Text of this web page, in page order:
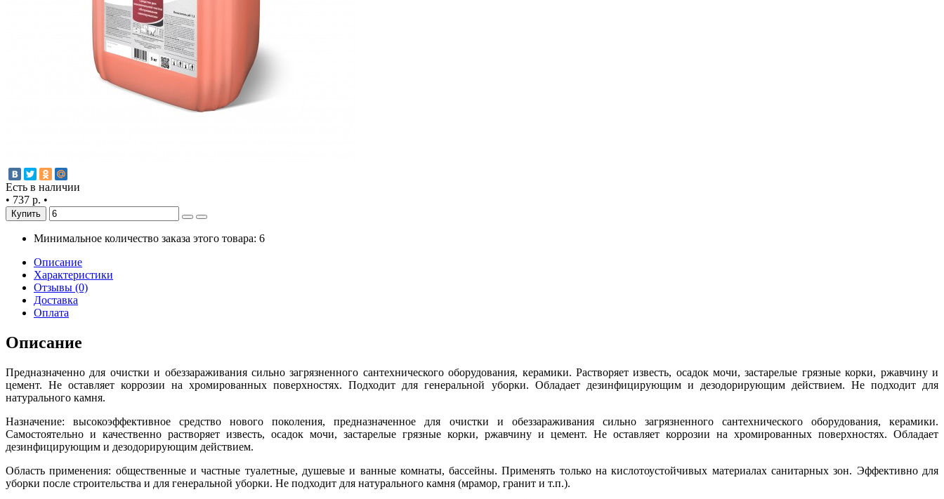
Есть в наличии
• 737 р. •
Купить
Минимальное количество заказа этого товара: 6
Описание
Характеристики
Отзывы (0)
Доставка
Оплата
Описание
Предназначенно для очистки и обеззараживания сильно загрязненного сантехнического оборудования, керамики. Растворяет известь, осадок мочи, застарелые грязные корки, ржавчину и
цемент. Не оставляет коррозии на хромированных поверхностях. Подходит для генеральной уборки. Обладает дезинфицирующим и дезодорирующим действием. Не подходит для
натурального камня.
Назначение: высокоэффективное средство нового поколения, предназначенное для очистки и обеззараживания сильно загрязненного сантехнического оборудования, керамики.
Самостоятельно и качественно растворяет известь, осадок мочи, застарелые грязные корки, ржавчину и цемент. Не оставляет коррозии на хромированных поверхностях. Обладает
дезинфицирующим и дезодорирующим действием.
Область применения: общественные и частные туалетные, душевые и ванные комнаты, бассейны. Применять только на кислотоустойчивых материалах санитарных зон. Эффективно для
уборки после строительства и для генеральной уборки. Не подходит для натурального камня (мрамор, гранит и т.п.).